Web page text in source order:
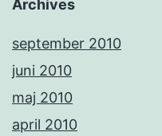
Archives
september 2010
juni 2010
maj 2010
april 2010